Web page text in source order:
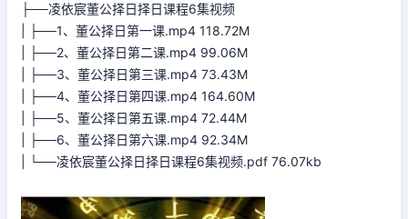
├──凌依宸董公择日择日课程6集视频
| ├──1、董公择日第一课.mp4 118.72M
| ├──2、董公择日第二课.mp4 99.06M
| ├──3、董公择日第三课.mp4 73.43M
| ├──4、董公择日第四课.mp4 164.60M
| ├──5、董公择日第五课.mp4 72.44M
| ├──6、董公择日第六课.mp4 92.34M
| └──凌依宸董公择日择日课程6集视频.pdf 76.07kb